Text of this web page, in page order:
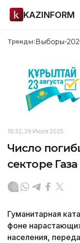
KAZINFORM
Тренды:Выборы-
19:32, 29 Июля 2025
Число
секторе
Гуманитарная
фоне
населения,